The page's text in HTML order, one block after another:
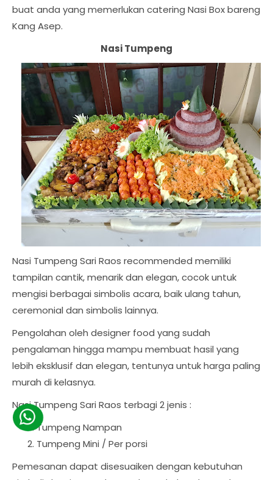
buat anda yang memerlukan catering Nasi Box bareng
Kang Asep.
Nasi Tumpeng
Nasi Tumpeng Sari Raos recommended memiliki
tampilan cantik, menarik dan elegan, cocok untuk
mengisi berbagai simbolis acara, baik ulang tahun,
ceremonial dan simbolis lainnya.
Pengolahan oleh designer food yang sudah
pengalaman hingga mampu membuat hasil yang
lebih eksklusif dan elegan, tentunya untuk harga paling
murah di kelasnya.
Nasi Tumpeng Sari Raos terbagi 2 jenis :
Tumpeng Nampan
Tumpeng Mini / Per porsi
Pemesanan dapat disesuaiken dengan kebutuhan